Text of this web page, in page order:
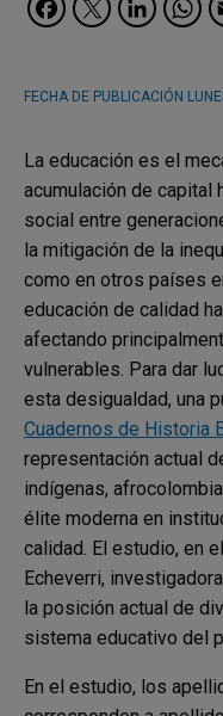
FECHA DE PUBLICACIÓN
La educación es el
acumulación de capital
social entre
la mitigación de la
como en otros países
educación de calidad
afectando
vulnerables. Para dar
esta desigualdad, una
Cuadernos de Historia
representación actual
indígenas,
élite moderna en
calidad. El estudio, en
Echeverri,
la posición actual de
sistema educativo del
En el estudio, los